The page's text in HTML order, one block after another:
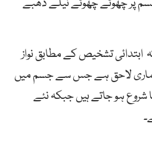
ابتدائی تشخیص کے مطابق نواز
لاحق ہے جس سے جسم میں
ہو جاتے ہیں جبکہ نئے